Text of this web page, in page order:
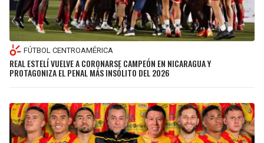
FÚTBOL CENTROAMÉRICA
REAL ESTELÍ VUELVE A CORONARSE CAMPEÓN EN NICARAGUA Y
PROTAGONIZA EL PENAL MÁS INSÓLITO DEL 2026